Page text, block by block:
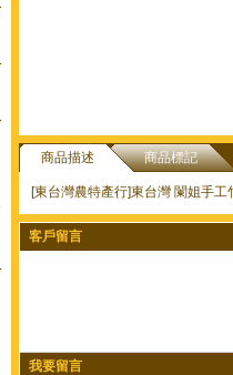
商品描述 商品標記
[東台灣農特產行]東台灣 闌姐手工
客戶留言
我要留言